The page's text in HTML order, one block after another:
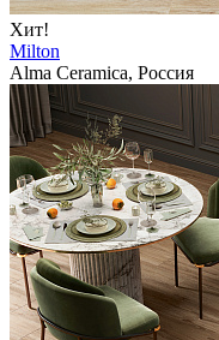
Хит!
Milton
Alma Ceramica, Россия